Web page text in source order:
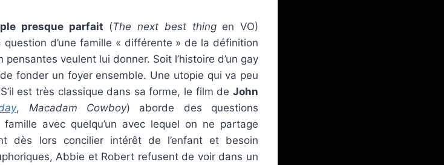
presque parfait (The next best thingen VO)
d’une famille « différente » de la définition
veulent lui donner. Soit l’histoire d’un gay
fonder un foyer ensemble. Une utopie qui va peu
est très classique dans sa forme, le film de John
, Macadam Cowboy) aborde des questions
avec quelqu’un avec lequel on ne partage
dès lors concilier intérêt de l’enfant et besoin
Abbie et Robert refusent de voir dans un